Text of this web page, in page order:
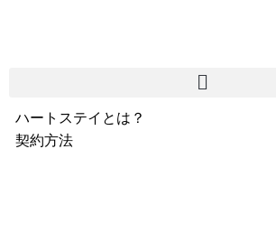
ハートステイとは？
契約方法